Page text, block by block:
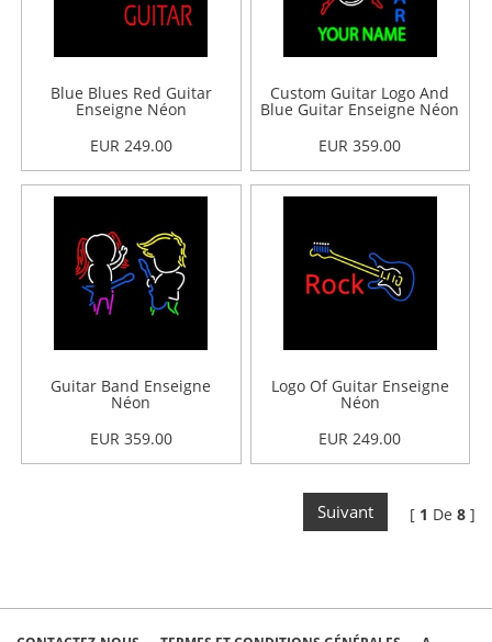
Blue Blues Red Guitar
Enseigne Néon
EUR 249.00
Custom Guitar Logo And
Blue Guitar Enseigne Néon
EUR 359.00
Guitar Band Enseigne
Néon
EUR 359.00
Logo Of Guitar Enseigne
Néon
EUR 249.00
[ 1 De 8 ]
Suivant